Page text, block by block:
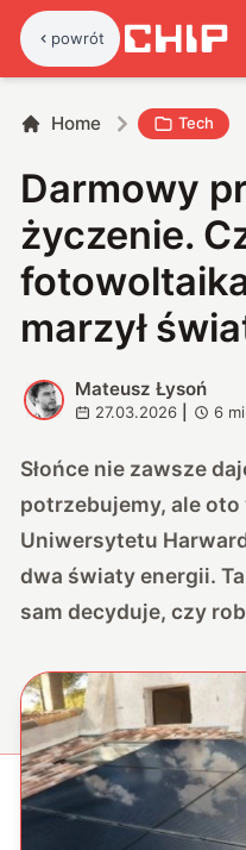
powrót
Home Tech
Darmowy
życzenie.
marzył
M
Mateusz Łysoń
27.03.2026 6
Słońce nie zawsze
potrzebujemy, ale oto
Uniwersytetu
dwa światy energii.
sam decyduje, czy